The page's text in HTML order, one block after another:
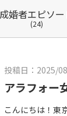
成婚者エピソー
(24)
投稿日：2025/
アラフォー
こんにちは！東